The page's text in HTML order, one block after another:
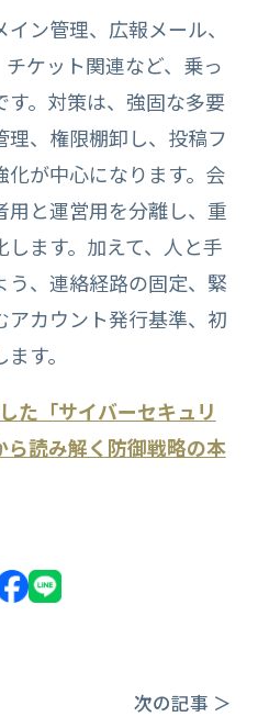
ン管理、広報メール、
ケット関連など、乗っ
。対策は、強固な多要
、権限棚卸し、投稿フ
が中心になります。会
と運営用を分離し、重
ます。加えて、人と手
、連絡経路の固定、緊
カウント発行基準、初
す。
た「サイバーセキュリ
読み解く防御戦略の本
次の記事 ＞